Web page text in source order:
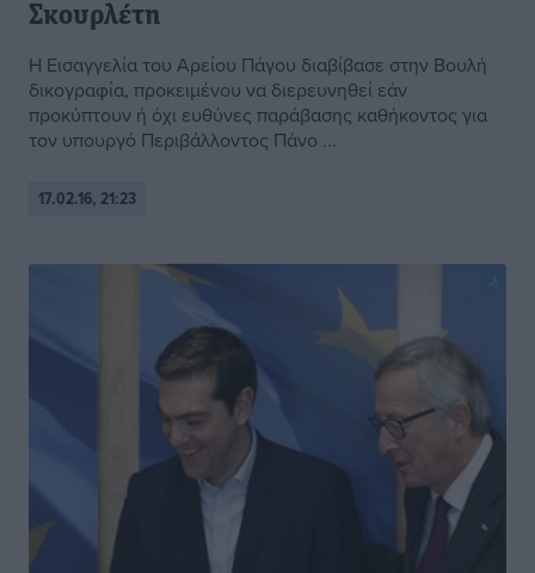
Σκουρλέτη
Η Εισαγγελία του Αρείου Πάγου διαβίβασε στην Βουλή
δικογραφία, προκειμένου να διερευνηθεί εάν
προκύπτουν ή όχι ευθύνες παράβασης καθήκοντος για
τον υπουργό Περιβάλλοντος Πάνο ...
17.02.16, 21:23